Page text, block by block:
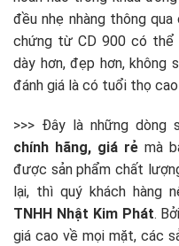
đều nhẹ nhàng thông
chứng từ CD 900 có
dày hơn, đẹp hơn, không
đánh giá là có tuổi thọ
>>> Đây là những dòng
chính hãng, giá rẻ mà
được sản phẩm chất
lại, thì quý khách hàng
TNHH Nhật Kim Phát.
giá cao về mọi mặt, các